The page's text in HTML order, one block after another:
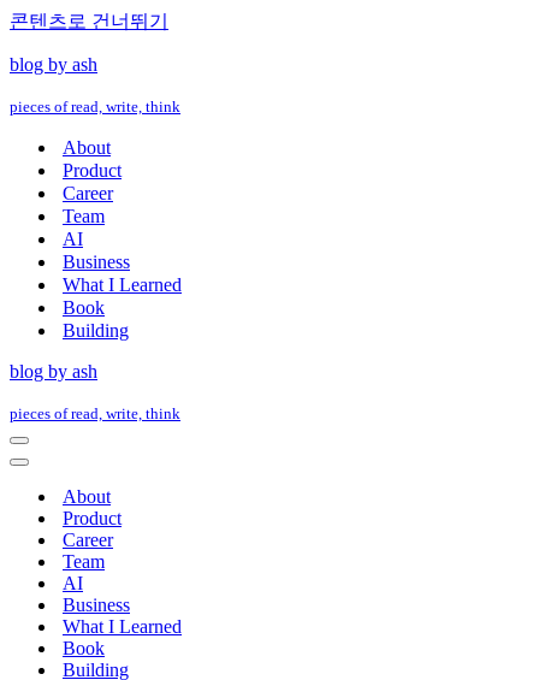
콘텐츠로 건너뛰기
blog by ash
pieces of read, write, think
About
Product
Career
Team
AI
Business
What I Learned
Book
Building
blog by ash
pieces of read, write, think
내
비
내
About
Product
Career
Team
AI
Business
What I Learned
Book
Building